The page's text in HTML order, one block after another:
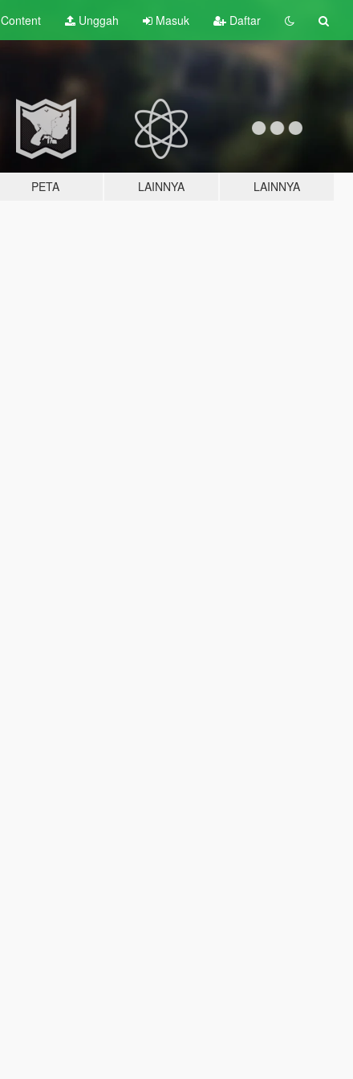
Content Unggah Masuk Daftar
PETA LAINNYA LAINNYA